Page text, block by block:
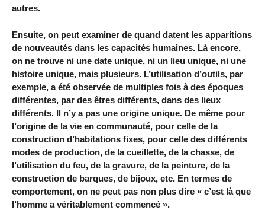
autres.
Ensuite, on peut examiner de quand datent les apparitions
de nouveautés dans les capacités humaines. Là encore,
on ne trouve ni une date unique, ni un lieu unique, ni une
histoire unique, mais plusieurs. L’utilisation d’outils, par
exemple, a été observée de multiples fois à des époques
différentes, par des êtres différents, dans des lieux
différents. Il n’y a pas une origine unique. De même pour
l’origine de la vie en communauté, pour celle de la
construction d’habitations fixes, pour celle des différents
modes de production, de la cueillette, de la chasse, de
l’utilisation du feu, de la gravure, de la peinture, de la
construction de barques, de bijoux, etc. En termes de
comportement, on ne peut pas non plus dire « c’est là que
l’homme a véritablement commencé ».